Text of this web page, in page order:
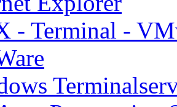
- Terminal -